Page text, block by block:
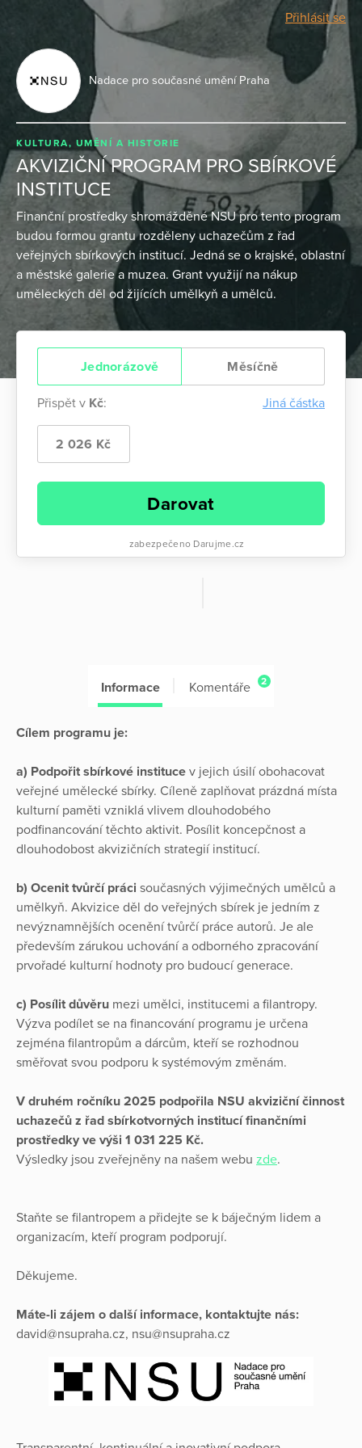
Přihlásit se
Nadace pro současné umění Praha
KULTURA, UMĚNÍ A HISTORIE
AKVIZIČNÍ PROGRAM PRO SBÍRKOVÉ
INSTITUCE
Finanční prostředky shromážděné NSU pro tento program
budou formou grantu rozděleny uchazečům z řad
veřejných sbírkových institucí. Jedná se o krajské, oblastní
a městské galerie a muzea. Grant využijí na nákup
uměleckých děl od žijících umělkyň a umělců.
Jednorázově Měsíčně
Přispět v Kč: Jiná částka
2 026 Kč
Darovat
zabezpečeno Darujme.cz
Informace Komentáře 2
Cílem programu je:
a) Podpořit sbírkové instituce v jejich úsilí obohacovat
veřejné umělecké sbírky. Cíleně zaplňovat prázdná místa
kulturní paměti vzniklá vlivem dlouhodobého
podfinancování těchto aktivit. Posílit koncepčnost a
dlouhodobost akvizičních strategií institucí.
b) Ocenit tvůrčí práci současných výjimečných umělců a
umělkyň. Akvizice děl do veřejných sbírek je jedním z
nevýznamnějších ocenění tvůrčí práce autorů. Je ale
především zárukou uchování a odborného zpracování
prvořadé kulturní hodnoty pro budoucí generace.
c) Posílit důvěru mezi umělci, institucemi a filantropy.
Výzva podílet se na financování programu je určena
zejména filantropům a dárcům, kteří se rozhodnou
směřovat svou podporu k systémovým změnám.
V druhém ročníku 2025 podpořila NSU akviziční činnost
uchazečů z řad sbírkotvorných institucí finančními
prostředky ve výši 1 031 225 Kč.
Výsledky jsou zveřejněny na našem webu zde.
Staňte se filantropem a přidejte se k báječným lidem a
organizacím, kteří program podporují.
Děkujeme.
Máte-li zájem o další informace, kontaktujte nás:
david@nsupraha.cz, nsu@nsupraha.cz